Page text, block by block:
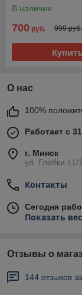
В наличии
700 руб. 999 руб.
Купить
О нас
100%
Работает с
г. Минск
ул. Глебки
Контакты
Сегодня
Показать
Отзывы о
144 отзывов